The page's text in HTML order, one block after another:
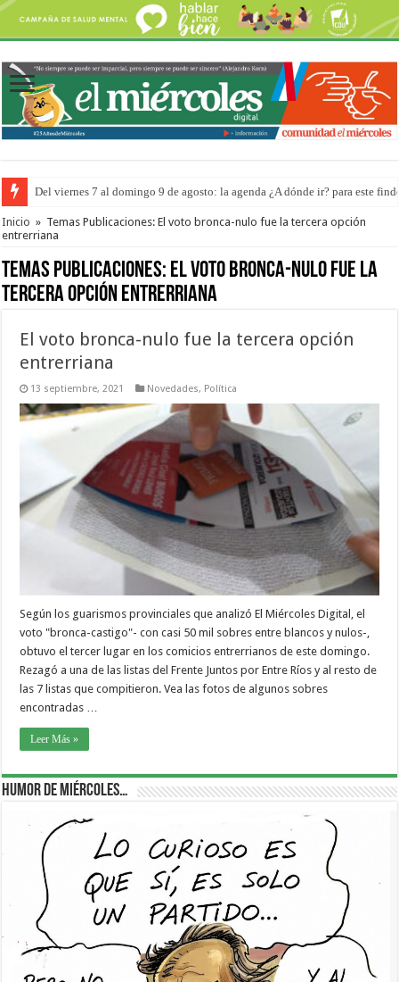
Del viernes 7 al domingo 9 de agosto: la agenda ¿A dónde ir? para este
El frío y el viento no impidieron que en La Histórica se expresaran
Inicio » Temas Publicaciones: El voto bronca-nulo fue la tercera opción
entrerriana
Temas Publicaciones: El voto bronca-nulo fue la
tercera opción entrerriana
El voto bronca-nulo fue la tercera opción
entrerriana
13 septiembre, 2021 Novedades, Política
Según los guarismos provinciales que analizó El Miércoles Digital, el
voto "bronca-castigo"- con casi 50 mil sobres entre blancos y nulos-,
obtuvo el tercer lugar en los comicios entrerrianos de este domingo.
Rezagó a una de las listas del Frente Juntos por Entre Ríos y al resto de
las 7 listas que compitieron. Vea las fotos de algunos sobres
encontradas …
Leer Más »
Humor de Miércoles…